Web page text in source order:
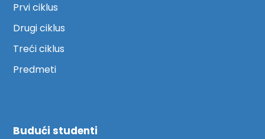
Prvi ciklus
Drugi ciklus
Treći ciklus
Predmeti
Budući studenti